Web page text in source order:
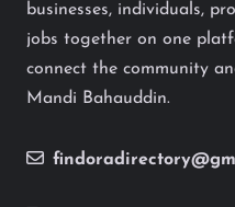
businesses, individuals,
jobs together on one
connect the community
Mandi Bahauddin.